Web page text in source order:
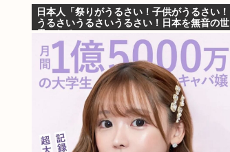
日本人「祭りがうるさい！子供がうるさい！
うるさいうるさいうるさい！日本を無音の世